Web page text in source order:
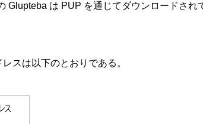
Glupteba は PUP を通じてダウンロードさ
スは以下のとおりである。